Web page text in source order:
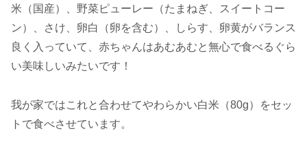
米（国産）、野菜ピューレー（たまねぎ、スイートコー
ン）、さけ、卵白（卵を含む）、しらす、卵黄がバランス
良く入っていて、赤ちゃんはあむあむと無心で食べるぐら
い美味しいみたいです！
我が家ではこれと合わせてやわらかい白米（80g）をセッ
トで食べさせています。